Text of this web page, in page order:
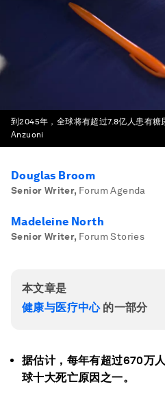
到2045年，全球将有超过7.8亿人患有糖
Anzuoni
Douglas Broom
Senior Writer, Forum Agenda
Madeleine North
Senior Writer, Forum Stories
本文章是
健康与医疗中心的一部分
据估计，每年有超过670万
球十大死亡原因之一。